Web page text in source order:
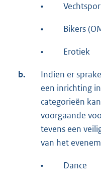
•
• Bikers
• Erotiek
b.
Indien er
een inrichting
categorieën
voorgaande
tevens een
van het
• Dance